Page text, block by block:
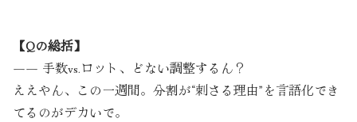
【Qの総括】
―― 手数vs.ロット、どない調整するん？
ええやん、この一週間。分割が“刺さる理由”を言語化でき
てるのがデカいで。